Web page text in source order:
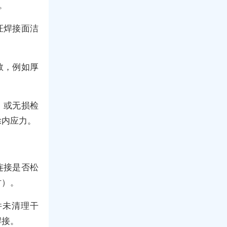
焊接面洁
，例如厚
或无损检
应力。
接是否松
。
清理干
。